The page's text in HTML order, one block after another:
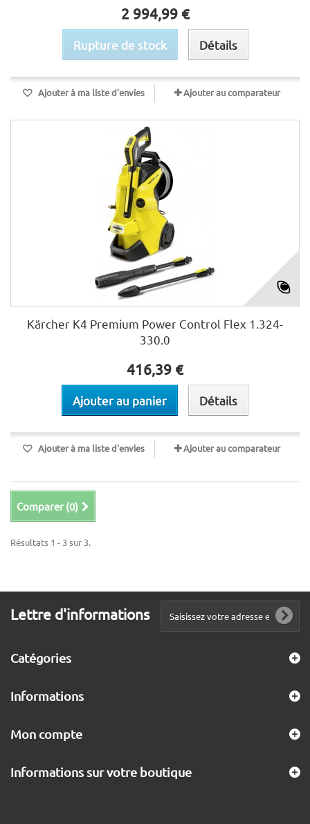
2 994,99 €
Rupture de stock Détails
Ajouter à ma liste d'envies Ajouter au comparateur
Kärcher K4 Premium Power Control Flex 1.324-
330.0
416,39 €
Ajouter au panier Détails
Ajouter à ma liste d'envies Ajouter au comparateur
Comparer (0)
Résultats 1 - 3 sur 3.
Lettre d'informations
Catégories
Informations
Mon compte
Informations sur votre boutique